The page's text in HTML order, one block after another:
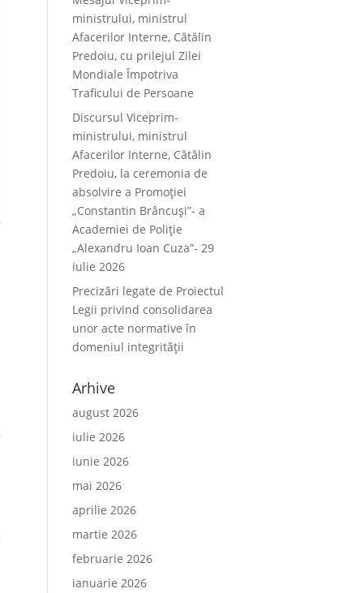
ministrului, ministrul
Afacerilor Interne, Cătălin
Predoiu, cu prilejul Zilei
Mondiale Împotriva
Traficului de Persoane
Discursul Viceprim-
ministrului, ministrul
Afacerilor Interne, Cătălin
Predoiu, la ceremonia de
absolvire a Promoției
„Constantin Brâncuși”- a
Academiei de Poliție
„Alexandru Ioan Cuza”- 29
iulie 2026
Precizări legate de Proiectul
Legii privind consolidarea
unor acte normative în
domeniul integrității
Arhive
august 2026
iulie 2026
iunie 2026
mai 2026
aprilie 2026
martie 2026
februarie 2026
ianuarie 2026